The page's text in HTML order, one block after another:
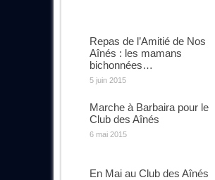
Repas de l’Amitié de Nos
Aînés : les mamans
bichonnées…
5 juin 2015
Marche à Barbaira pour le
Club des Aînés
6 mai 2015
En Mai au Club des Aînés